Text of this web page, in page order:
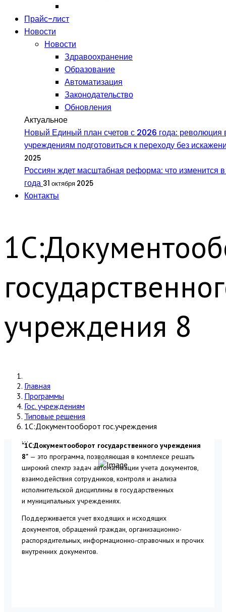
Прайс-лист
Новости
Новости
Здравоохранение
Образование
Автоматизация
Законодательство
Обновления
Актуальное
Новый Единый план счетов с 2026 года: революция
учреждениям подготовиться к переходу без
2025
Россиян ждет масштабная реформа: что изменится
года 31 октября 2025
Контакты
учреждения 8
Главная
Программы
Гос. учреждениям
Типовые решения
1С:Документооборот гос.учреждения
...
"1С:Документооборот государственного учреждения
8" — это программа, позволяющая в комплексе решать
широкий спектр задач автоматизации учета документов,
взаимодействия сотрудников, контроля и анализа
исполнительской дисциплины в государственных
и муниципальных учреждениях.
Поддерживается учет входящих и исходящих
документов, обращений граждан, организационно-
распорядительных, информационно-справочных и прочих
внутренних документов.